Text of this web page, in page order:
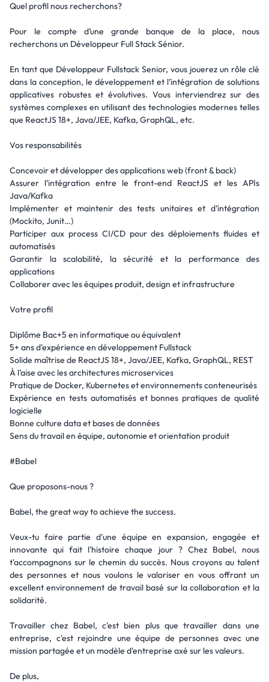
Quel profil nous recherchons?
Pour le compte d’une grande banque de la place, nous
recherchons un Développeur Full Stack Sénior.
En tant que Développeur Fullstack Senior, vous jouerez un rôle clé
dans la conception, le développement et l’intégration de solutions
applicatives robustes et évolutives. Vous interviendrez sur des
systèmes complexes en utilisant des technologies modernes telles
que ReactJS 18+, Java/JEE, Kafka, GraphQL, etc.
Vos responsabilités
Concevoir et développer des applications web (front & back)
Assurer l’intégration entre le front-end ReactJS et les APIs
Java/Kafka
Implémenter et maintenir des tests unitaires et d’intégration
(Mockito, Junit…)
Participer aux process CI/CD pour des déploiements fluides et
automatisés
Garantir la scalabilité, la sécurité et la performance des
applications
Collaborer avec les équipes produit, design et infrastructure
Votre profil
Diplôme Bac+5 en informatique ou équivalent
5+ ans d'expérience en développement Fullstack
Solide maîtrise de ReactJS 18+, Java/JEE, Kafka, GraphQL, REST
À l’aise avec les architectures microservices
Pratique de Docker, Kubernetes et environnements conteneurisés
Expérience en tests automatisés et bonnes pratiques de qualité
logicielle
Bonne culture data et bases de données
Sens du travail en équipe, autonomie et orientation produit
#Babel
Que proposons-nous ?
Babel, the great way to achieve the success.
Veux-tu faire partie d'une équipe en expansion, engagée et
innovante qui fait l'histoire chaque jour ? Chez Babel, nous
t'accompagnons sur le chemin du succès. Nous croyons au talent
des personnes et nous voulons le valoriser en vous offrant un
excellent environnement de travail basé sur la collaboration et la
solidarité.
Travailler chez Babel, c'est bien plus que travailler dans une
entreprise, c'est rejoindre une équipe de personnes avec une
mission partagée et un modèle d'entreprise axé sur les valeurs.
De plus,